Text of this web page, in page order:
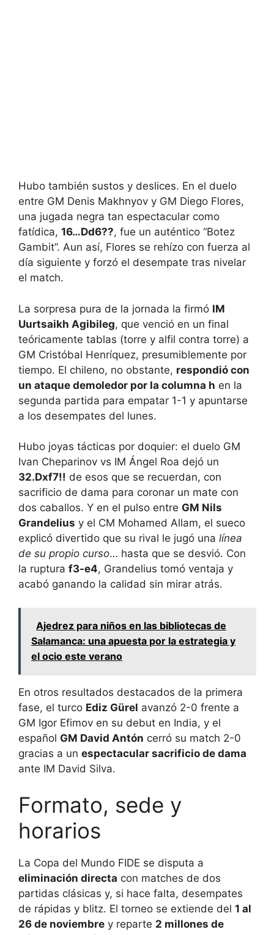
Hubo también sustos y deslices. En el duelo
entre GM Denis Makhnyov y GM Diego Flores,
una jugada negra tan espectacular como
fatídica, 16…Dd6??, fue un auténtico “Botez
Gambit”. Aun así, Flores se rehízo con fuerza al
día siguiente y forzó el desempate tras nivelar
el match.
La sorpresa pura de la jornada la firmó IM
Uurtsaikh Agibileg, que venció en un final
teóricamente tablas (torre y alfil contra torre) a
GM Cristóbal Henríquez, presumiblemente por
tiempo. El chileno, no obstante, respondió con
un ataque demoledor por la columna h en la
segunda partida para empatar 1-1 y apuntarse
a los desempates del lunes.
Hubo joyas tácticas por doquier: el duelo GM
Ivan Cheparinov vs IM Ángel Roa dejó un
32.Dxf7!! de esos que se recuerdan, con
sacrificio de dama para coronar un mate con
dos caballos. Y en el pulso entre GM Nils
Grandelius y el CM Mohamed Allam, el sueco
explicó divertido que su rival le jugó una línea
de su propio curso… hasta que se desvió. Con
la ruptura f3-e4, Grandelius tomó ventaja y
acabó ganando la calidad sin mirar atrás.
Ajedrez para niños en las bibliotecas de
Salamanca: una apuesta por la estrategia y
el ocio este verano
En otros resultados destacados de la primera
fase, el turco Ediz Gürel avanzó 2-0 frente a
GM Igor Efimov en su debut en India, y el
español GM David Antón cerró su match 2-0
gracias a un espectacular sacrificio de dama
ante IM David Silva.
Formato, sede y
horarios
La Copa del Mundo FIDE se disputa a
eliminación directa con matches de dos
partidas clásicas y, si hace falta, desempates
de rápidas y blitz. El torneo se extiende del 1 al
26 de noviembre y reparte 2 millones de